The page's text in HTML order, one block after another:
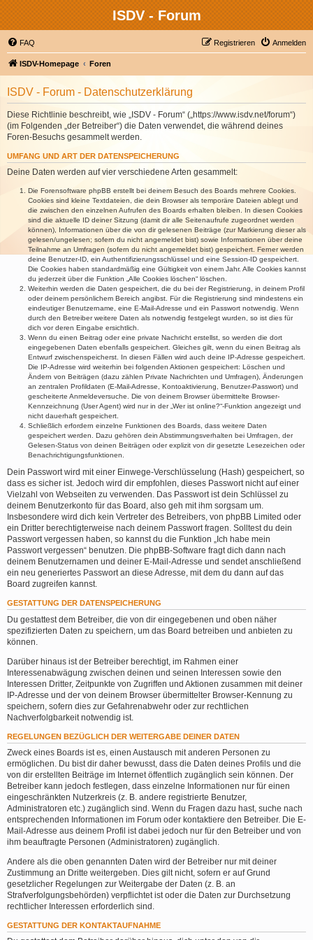
ISDV - Forum
FAQ Anmelden
Registrieren
ISDV-Homepage Foren
ISDV - Forum - Datenschutzerklärung
Diese Richtlinie beschreibt, wie „ISDV - Forum“ („https://www.isdv.net/forum“)
(im Folgenden „der Betreiber“) die Daten verwendet, die während deines
Foren-Besuchs gesammelt werden.
UMFANG UND ART DER DATENSPEICHERUNG
Deine Daten werden auf vier verschiedene Arten gesammelt:
Die Forensoftware phpBB erstellt bei deinem Besuch des Boards mehrere Cookies.
Cookies sind kleine Textdateien, die dein Browser als temporäre Dateien ablegt und
die zwischen den einzelnen Aufrufen des Boards erhalten bleiben. In diesen Cookies
sind die aktuelle ID deiner Sitzung (damit dir alle Seitenaufrufe zugeordnet werden
können), Informationen über die von dir gelesenen Beiträge (zur Markierung dieser als
gelesen/ungelesen; sofern du nicht angemeldet bist) sowie Informationen über deine
Teilnahme an Umfragen (sofern du nicht angemeldet bist) gespeichert. Ferner werden
deine Benutzer-ID, ein Authentifizierungsschlüssel und eine Session-ID gespeichert.
Die Cookies haben standardmäßig eine Gültigkeit von einem Jahr. Alle Cookies kannst
du jederzeit über die Funktion „Alle Cookies löschen“ löschen.
Weiterhin werden die Daten gespeichert, die du bei der Registrierung, in deinem Profil
oder deinem persönlichem Bereich angibst. Für die Registrierung sind mindestens ein
eindeutiger Benutzername, eine E-Mail-Adresse und ein Passwort notwendig. Wenn
durch den Betreiber weitere Daten als notwendig festgelegt wurden, so ist dies für
dich vor deren Eingabe ersichtlich.
Wenn du einen Beitrag oder eine private Nachricht erstellst, so werden die dort
eingegebenen Daten ebenfalls gespeichert. Gleiches gilt, wenn du einen Beitrag als
Entwurf zwischenspeicherst. In diesen Fällen wird auch deine IP-Adresse gespeichert.
Die IP-Adresse wird weiterhin bei folgenden Aktionen gespeichert: Löschen und
Ändern von Beiträgen (dazu zählen Private Nachrichten und Umfragen), Änderungen
an zentralen Profildaten (E-Mail-Adresse, Kontoaktivierung, Benutzer-Passwort) und
gescheiterte Anmeldeversuche. Die von deinem Browser übermittelte Browser-
Kennzeichnung (User Agent) wird nur in der „Wer ist online?“-Funktion angezeigt und
nicht dauerhaft gespeichert.
Schließlich erfordern einzelne Funktionen des Boards, dass weitere Daten
gespeichert werden. Dazu gehören dein Abstimmungsverhalten bei Umfragen, der
Gelesen-Status von deinen Beiträgen oder explizit von dir gesetzte Lesezeichen oder
Benachrichtigungsfunktionen.
Dein Passwort wird mit einer Einwege-Verschlüsselung (Hash) gespeichert, so
dass es sicher ist. Jedoch wird dir empfohlen, dieses Passwort nicht auf einer
Vielzahl von Webseiten zu verwenden. Das Passwort ist dein Schlüssel zu
deinem Benutzerkonto für das Board, also geh mit ihm sorgsam um.
Insbesondere wird dich kein Vertreter des Betreibers, von phpBB Limited oder
ein Dritter berechtigterweise nach deinem Passwort fragen. Solltest du dein
Passwort vergessen haben, so kannst du die Funktion „Ich habe mein
Passwort vergessen“ benutzen. Die phpBB-Software fragt dich dann nach
deinem Benutzernamen und deiner E-Mail-Adresse und sendet anschließend
ein neu generiertes Passwort an diese Adresse, mit dem du dann auf das
Board zugreifen kannst.
GESTATTUNG DER DATENSPEICHERUNG
Du gestattest dem Betreiber, die von dir eingegebenen und oben näher
spezifizierten Daten zu speichern, um das Board betreiben und anbieten zu
können.
Darüber hinaus ist der Betreiber berechtigt, im Rahmen einer
Interessenabwägung zwischen deinen und seinen Interessen sowie den
Interessen Dritter, Zeitpunkte von Zugriffen und Aktionen zusammen mit deiner
IP-Adresse und der von deinem Browser übermittelter Browser-Kennung zu
speichern, sofern dies zur Gefahrenabwehr oder zur rechtlichen
Nachverfolgbarkeit notwendig ist.
REGELUNGEN BEZÜGLICH DER WEITERGABE DEINER DATEN
Zweck eines Boards ist es, einen Austausch mit anderen Personen zu
ermöglichen. Du bist dir daher bewusst, dass die Daten deines Profils und die
von dir erstellten Beiträge im Internet öffentlich zugänglich sein können. Der
Betreiber kann jedoch festlegen, dass einzelne Informationen nur für einen
eingeschränkten Nutzerkreis (z. B. andere registrierte Benutzer,
Administratoren etc.) zugänglich sind. Wenn du Fragen dazu hast, suche nach
entsprechenden Informationen im Forum oder kontaktiere den Betreiber. Die E-
Mail-Adresse aus deinem Profil ist dabei jedoch nur für den Betreiber und von
ihm beauftragte Personen (Administratoren) zugänglich.
Andere als die oben genannten Daten wird der Betreiber nur mit deiner
Zustimmung an Dritte weitergeben. Dies gilt nicht, sofern er auf Grund
gesetzlicher Regelungen zur Weitergabe der Daten (z. B. an
Strafverfolgungsbehörden) verpflichtet ist oder die Daten zur Durchsetzung
rechtlicher Interessen erforderlich sind.
GESTATTUNG DER KONTAKTAUFNAHME